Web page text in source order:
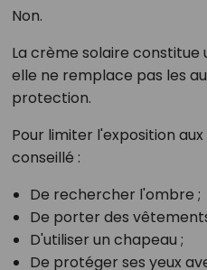
Non.
La crème solaire
elle ne remplace pas les
protection.
Pour limiter l'exposition
conseillé :
De rechercher l'ombre ;
De porter des
D'utiliser un chapeau ;
De protéger ses yeux